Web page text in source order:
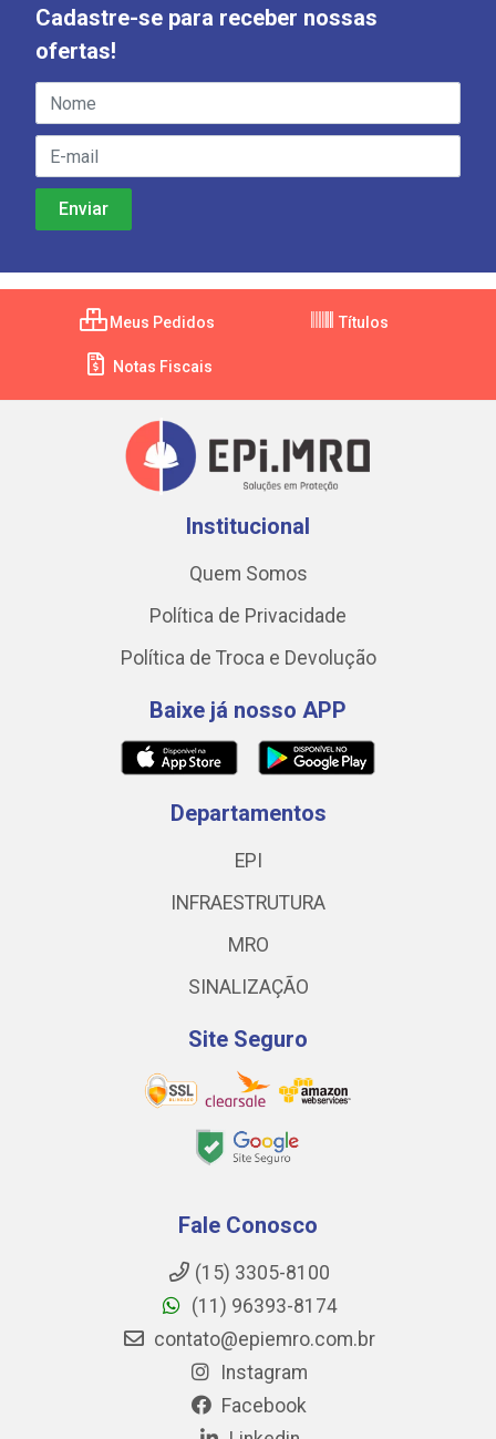
Cadastre-se para receber nossas
ofertas!
Meus Pedidos Títulos
Notas Fiscais
Institucional
Quem Somos
Política de Privacidade
Política de Troca e Devolução
Baixe já nosso APP
Departamentos
EPI
INFRAESTRUTURA
MRO
SINALIZAÇÃO
Site Seguro
Fale Conosco
(15) 3305-8100
(11) 96393-8174
contato@epiemro.com.br
Instagram
Facebook